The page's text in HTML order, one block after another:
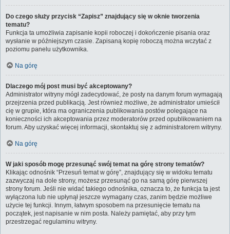
Do czego służy przycisk “Zapisz” znajdujący się w oknie tworzenia
tematu?
Funkcja ta umożliwia zapisanie kopii roboczej i dokończenie pisania oraz
wysłanie w późniejszym czasie. Zapisaną kopię roboczą można wczytać z
poziomu panelu użytkownika.
Na górę
Dlaczego mój post musi być akceptowany?
Administrator witryny mógł zadecydować, że posty na danym forum wymagają
przejrzenia przed publikacją. Jest również możliwe, że administrator umieścił
cię w grupie, która ma ograniczenia publikowania postów polegające na
konieczności ich akceptowania przez moderatorów przed opublikowaniem na
forum. Aby uzyskać więcej informacji, skontaktuj się z administratorem witryny.
Na górę
W jaki sposób mogę przesunąć swój temat na górę strony tematów?
Klikając odnośnik “Przesuń temat w górę”, znajdujący się w widoku tematu
zazwyczaj na dole strony, możesz przesunąć go na samą górę pierwszej
strony forum. Jeśli nie widać takiego odnośnika, oznacza to, że funkcja ta jest
wyłączona lub nie upłynął jeszcze wymagany czas, zanim będzie możliwe
użycie tej funkcji. Innym, łatwym sposobem na przesunięcie tematu na
początek, jest napisanie w nim posta. Należy pamiętać, aby przy tym
przestrzegać regulaminu witryny.